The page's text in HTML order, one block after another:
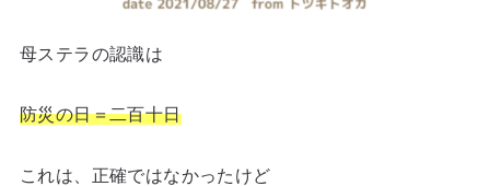
母ステラの認識は
防災の日＝二百十日
これは、正確ではなかったけど